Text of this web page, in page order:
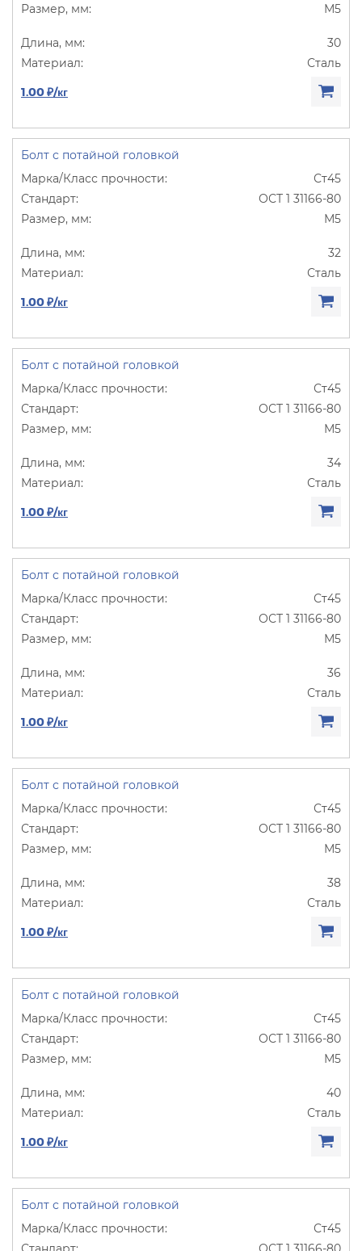
М5
30
Сталь
1.00 ₽/кг
Болт с потайной головкой
Ст45
ОСТ 1 31166-80
М5
32
Сталь
1.00 ₽/кг
Болт с потайной головкой
Ст45
ОСТ 1 31166-80
М5
34
Сталь
1.00 ₽/кг
Болт с потайной головкой
Ст45
ОСТ 1 31166-80
М5
36
Сталь
1.00 ₽/кг
Болт с потайной головкой
Ст45
ОСТ 1 31166-80
М5
38
Сталь
1.00 ₽/кг
Болт с потайной головкой
Ст45
ОСТ 1 31166-80
М5
40
Сталь
1.00 ₽/кг
Болт с потайной головкой
Ст45